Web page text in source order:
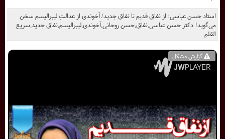
گزارش مشکل
استاد حسن عباسی: از نفاق قدیم تا نفاق جدید/ آخوندی از عدالتِ لیبرالیسم سخن
می‌گوید! دکتر حسن عباسی,نفاق,حسن روحانی,آخوندی,لیبرالیسم,نفاق جدید,سریع
القلم